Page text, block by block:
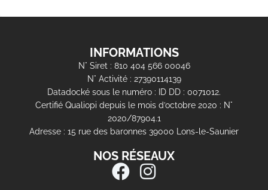
INFORMATIONS
N° Siret : 810 404 566 00046
N° Activité : 27390114139
Datadocké sous le numéro : ID DD : 0071012.
Certifié Qualiopi depuis le mois d’octobre 2020 : N°
2020/87904.1
Adresse : 15 rue des baronnes 39000 Lons-le-Saunier
NOS RÉSEAUX